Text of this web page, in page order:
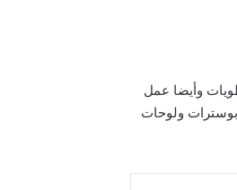
وأيضا عمل
بوسترات ولوحات